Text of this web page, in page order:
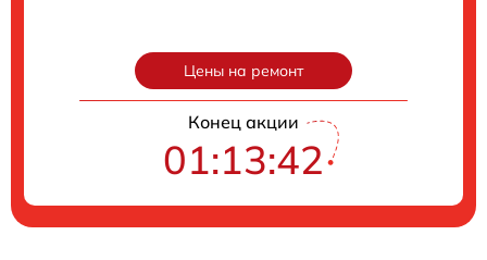
Цены на ремонт
Конец акции
01:13:41